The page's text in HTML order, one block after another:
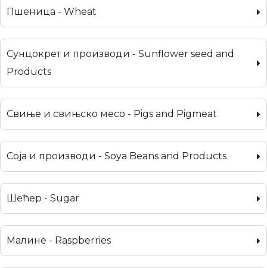
Пшеница - Wheat
Сунцокрет и производи - Sunflower seed and
Products
Свиње и свињско месо - Pigs and Pigmeat
Соја и производи - Soya Beans and Products
Шећер - Sugar
Малине - Raspberries